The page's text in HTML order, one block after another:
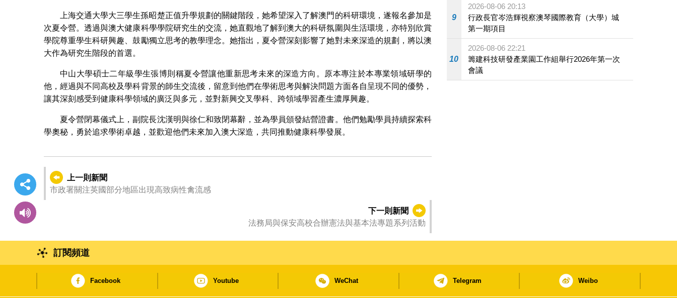
上海交通大學大三學生孫昭楚正值升學規劃的關鍵階段，她希望深入了解澳門的科研環境，遂報名參加是
次夏令營。透過與澳大健康科學學院研究生的交流，她直觀地了解到澳大的科研氛圍與生活環境，亦特別欣賞
學院尊重學生科研興趣、鼓勵獨立思考的教學理念。她指出，夏令營深刻影響了她對未來深造的規劃，將以澳
大作為研究生階段的首選。
中山大學碩士二年級學生張博則稱夏令營讓他重新思考未來的深造方向。原本專注於本專業領域研學的
他，經過與不同高校及學科背景的師生交流後，留意到他們在學術思考與解決問題方面各自呈現不同的優勢，
讓其深刻感受到健康科學領域的廣泛與多元，並對新興交叉學科、跨領域學習產生濃厚興趣。
夏令營閉幕儀式上，副院長沈漢明與徐仁和致閉幕辭，並為學員頒發結營證書。他們勉勵學員持續探索科
學奧秘，勇於追求學術卓越，並歡迎他們未來加入澳大深造，共同推動健康科學發展。
上一則新聞
市政署關注英國部分地區出現高致病性禽流感
下一則新聞
法務局與保安高校合辦憲法與基本法專題系列活動
9
2026-08-06 20:13
行政長官岑浩輝視察澳琴國際教育（大學）城
第一期項目
10
2026-08-06 22:21
籌建科技研發產業園工作組舉行2026年第一次
會議
訂閱頻道
Facebook Youtube WeChat Telegram Weibo